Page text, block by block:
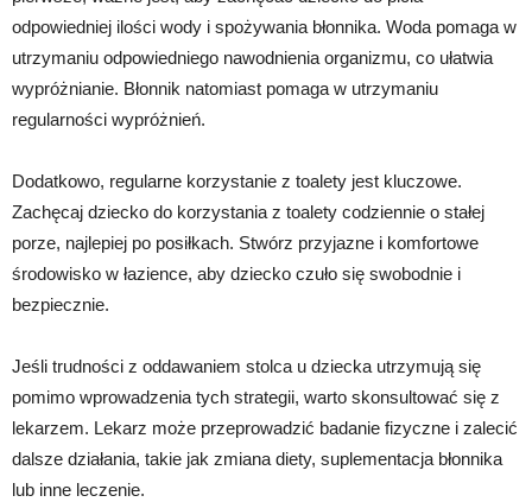
odpowiedniej ilości wody i spożywania błonnika. Woda pomaga w
utrzymaniu odpowiedniego nawodnienia organizmu, co ułatwia
wypróżnianie. Błonnik natomiast pomaga w utrzymaniu
regularności wypróżnień.
Dodatkowo, regularne korzystanie z toalety jest kluczowe.
Zachęcaj dziecko do korzystania z toalety codziennie o stałej
porze, najlepiej po posiłkach. Stwórz przyjazne i komfortowe
środowisko w łazience, aby dziecko czuło się swobodnie i
bezpiecznie.
Jeśli trudności z oddawaniem stolca u dziecka utrzymują się
pomimo wprowadzenia tych strategii, warto skonsultować się z
lekarzem. Lekarz może przeprowadzić badanie fizyczne i zalecić
dalsze działania, takie jak zmiana diety, suplementacja błonnika
lub inne leczenie.